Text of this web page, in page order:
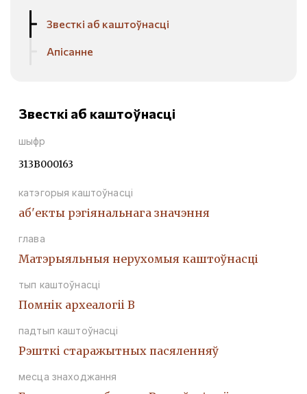
Звесткі аб каштоўнасці
Апісанне
Звесткі аб каштоўнасці
шыфр
313В000163
катэгорыя каштоўнасці
аб'екты рэгіянальнага значэння
глава
Матэрыяльныя нерухомыя каштоўнасці
тып каштоўнасці
Помнiк археалогii В
падтып каштоўнасці
Рэшткi старажытных пасяленняў
месца знаходжання